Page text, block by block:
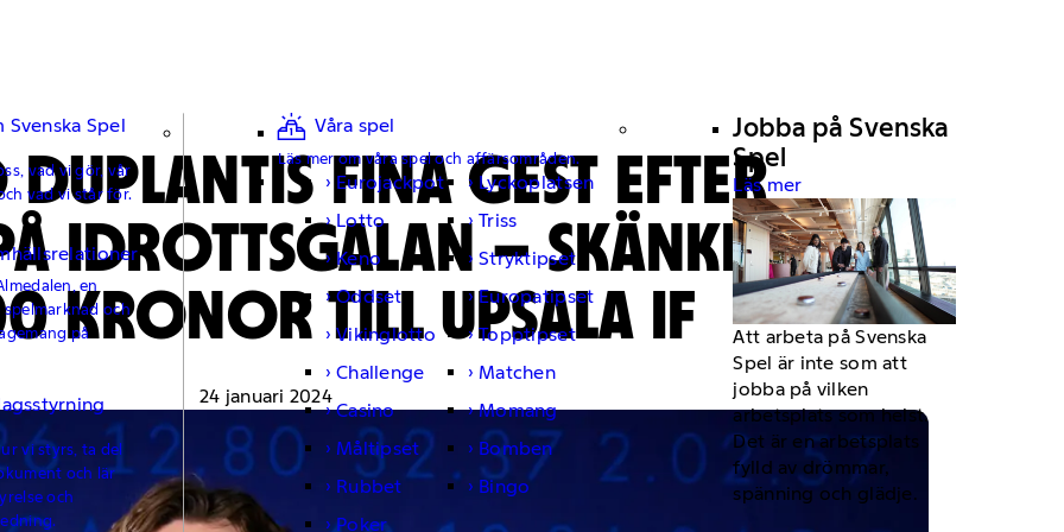
Svenska Spel
vad vi gör, vår
vad vi står för.
en
och
på
vi styrs, ta del
och lär
och
Våra spel
Läs mer om våra spel och affärsområden.
Eurojackpot
Lyckoplatsen
Lotto
Triss
Keno
Stryktipset
Oddset
Europatipset
Vikinglotto
Topptipset
Challenge
Matchen
Casino
Momang
Måltipset
Bomben
Rubbet
Bingo
Poker
Jobba på Svenska
Spel
Läs mer
Att arbeta på Svenska
Spel är inte som att
jobba på vilken
arbetsplats som helst.
Det är en arbetsplats
fylld av drömmar,
spänning och glädje.
FINA GEST EFTER
IDROTTSGALAN – SKÄNKER
KRONOR TILL UPSALA IF
24 januari 2024